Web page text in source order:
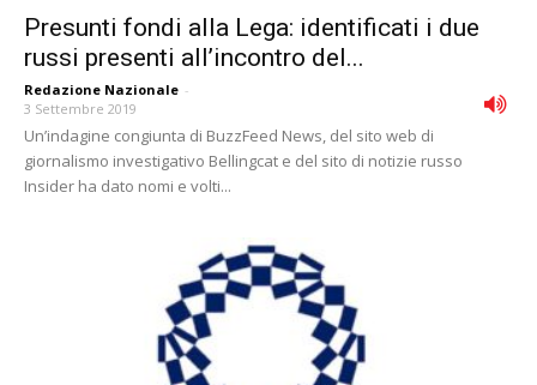
Presunti fondi alla Lega: identificati i due
russi presenti all’incontro del...
Redazione Nazionale -
3 Settembre 2019
Un’indagine congiunta di BuzzFeed News, del sito web di
giornalismo investigativo Bellingcat e del sito di notizie russo
Insider ha dato nomi e volti...